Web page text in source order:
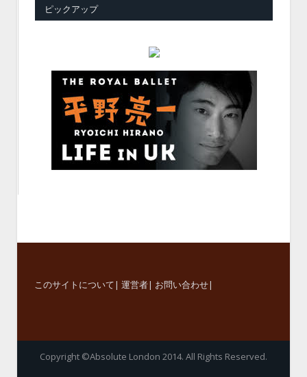
ピックアップ
このサイトについて| 運営者| お問い合わせ|
Copyright ©Absolute London 2014. All Rights Reserved.